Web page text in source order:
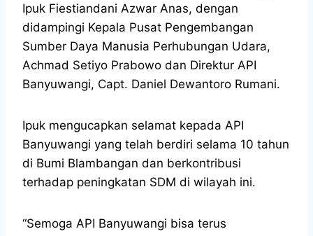
Ipuk Fiestiandani Azwar Anas, dengan
didampingi Kepala Pusat Pengembangan
Sumber Daya Manusia Perhubungan Udara,
Achmad Setiyo Prabowo dan Direktur API
Banyuwangi, Capt. Daniel Dewantoro Rumani.
Ipuk mengucapkan selamat kepada API
Banyuwangi yang telah berdiri selama 10 tahun
di Bumi Blambangan dan berkontribusi
terhadap peningkatan SDM di wilayah ini.
“Semoga API Banyuwangi bisa terus